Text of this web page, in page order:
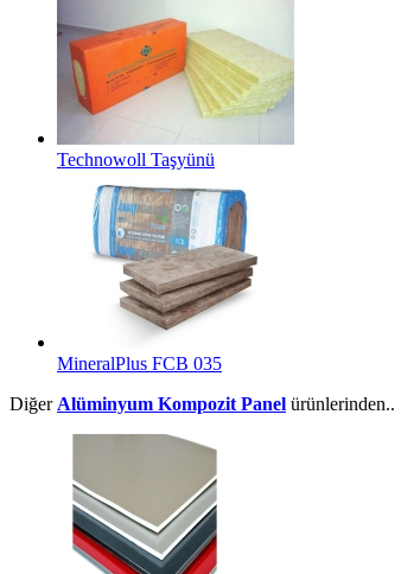
Technowoll Taşyünü
MineralPlus FCB 035
DiğerAlüminyum Kompozit Panel ürünlerinden..